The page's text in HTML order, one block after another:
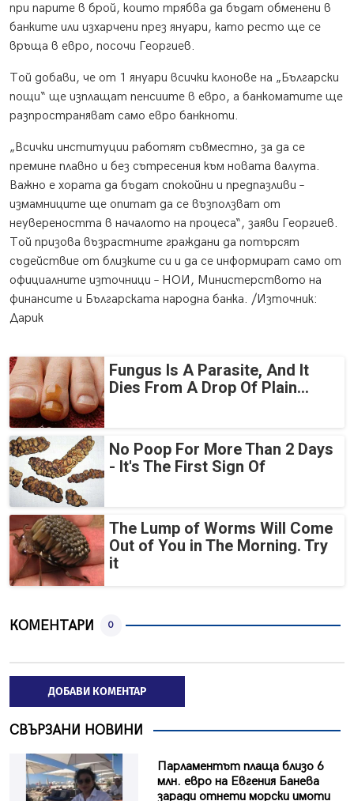
при парите в брой, които трябва да бъдат обменени в
банките или изхарчени през януари, като ресто ще се
връща в евро, посочи Георгиев.
Той добави, че от 1 януари всички клонове на „Български
пощи“ ще изплащат пенсиите в евро, а банкоматите ще
разпространяват само евро банкноти.
„Всички институции работят съвместно, за да се
премине плавно и без сътресения към новата валута.
Важно е хората да бъдат спокойни и предпазливи –
измамниците ще опитат да се възползват от
неувереността в началото на процеса“, заяви Георгиев.
Той призова възрастните граждани да потърсят
съдействие от близките си и да се информират само от
официалните източници – НОИ, Министерството на
финансите и Българската народна банка. /Източник:
Дарик
Fungus Is A Parasite, And It
Dies From A Drop Of Plain...
No Poop For More Than 2 Days
- It's The First Sign Of
The Lump of Worms Will Come
Out of You in The Morning. Try
it
КОМЕНТАРИ 0
ДОБАВИ КОМЕНТАР
СВЪРЗАНИ НОВИНИ
Парламентът плаща близо 6
млн. евро на Евгения Банева
заради отнети морски имоти